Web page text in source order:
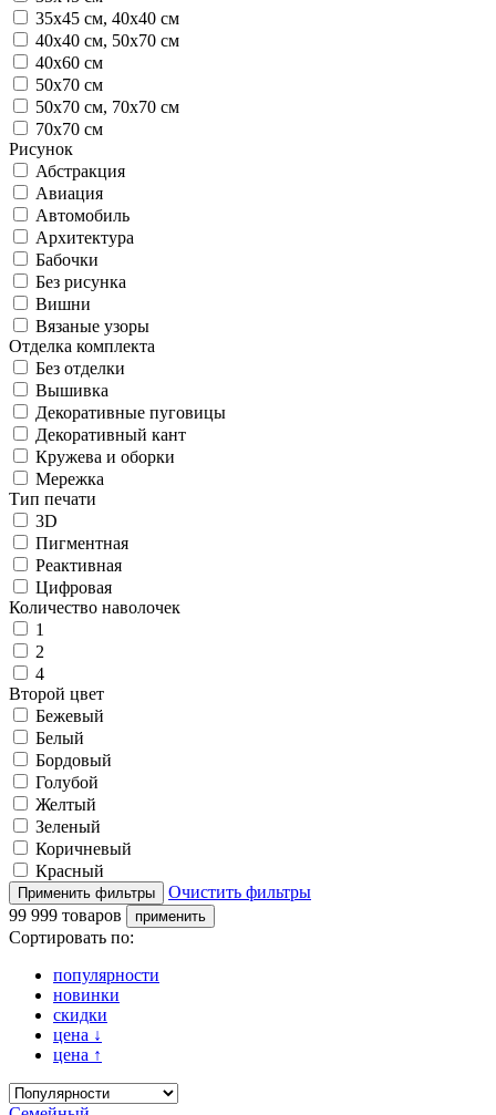
35х45 см, 40х40 см
40х40 см, 50х70 см
40х60 см
50х70 см
50х70 см, 70х70 см
70х70 см
Рисунок
Абстракция
Авиация
Автомобиль
Архитектура
Бабочки
Без рисунка
Вишни
Вязаные узоры
Отделка комплекта
Без отделки
Вышивка
Декоративные пуговицы
Декоративный кант
Кружева и оборки
Мережка
Тип печати
3D
Пигментная
Реактивная
Цифровая
Количество наволочек
1
2
4
Второй цвет
Бежевый
Белый
Бордовый
Голубой
Желтый
Зеленый
Коричневый
Красный
Очистить фильтры
99 999 товаров
Сортировать по:
популярности
новинки
скидки
цена ↓
цена ↑